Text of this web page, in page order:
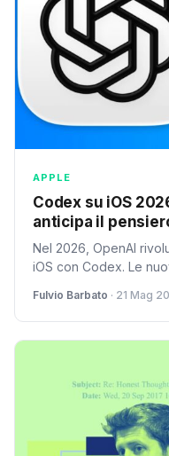
APPLE
Codex su iOS
anticipa il
Nel 2026, OpenAI
iOS con Codex. Le
intuitivo per gli
Fulvio Barbato · 21 Mag